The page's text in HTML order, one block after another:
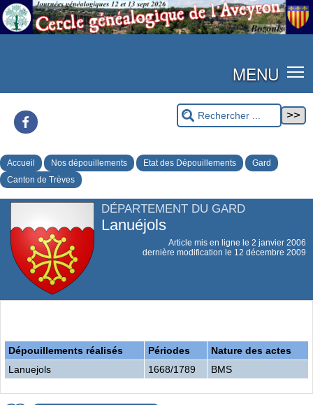
MENU
Accueil Nos dépouillements Etat des Dépouillements
Gard
Canton de Trèves
DÉPARTEMENT DU GARD
Lanuéjols
Article mis en ligne le 2 janvier 2006
dernière modification le 12 décembre 2009
Dépouillements réalisés Périodes
Nature des actes
Lanuejols
1668/1789 BMS